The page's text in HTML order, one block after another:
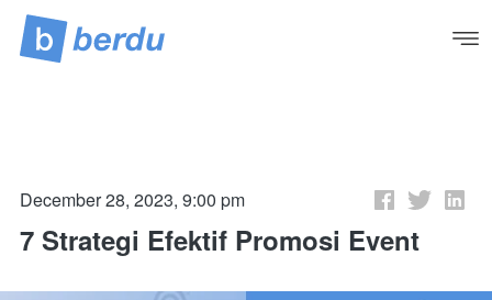
December 28, 2023, 9:00 pm
7 Strategi Efektif Promosi Event